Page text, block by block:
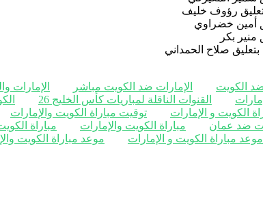
رؤوف خليف
صلاح الحمداني
ضد الكويت الإمارات ضد الكويت مباشر الإمارات
القنوات الناقلة لمباريات كأس الخليج 26
الكويت و الإمارات توقيت مباراة الكويت والإمارات
ضد عمان مباراة الكويت والإمارات مباراة
موعد مباراة الكويت و الإمارات موعد مباراة الكويت